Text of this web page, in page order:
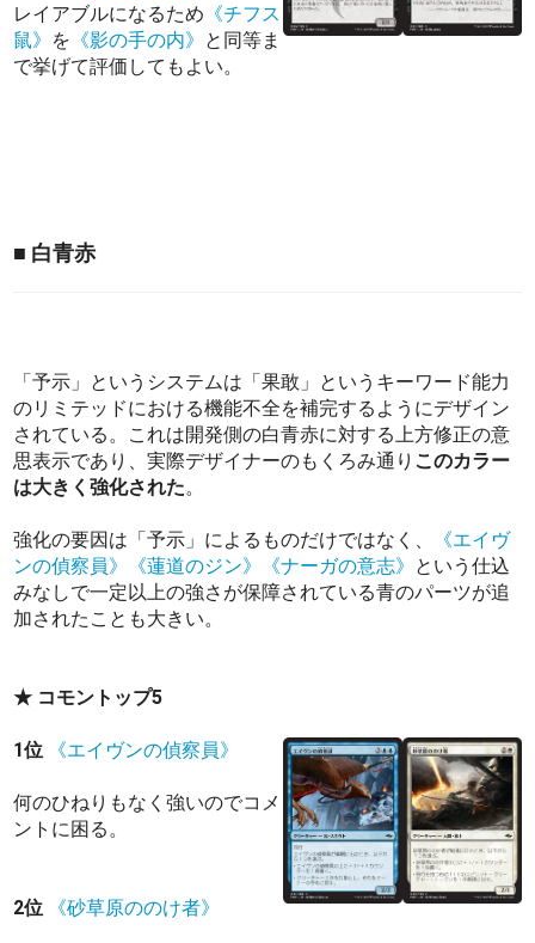
レイアブルになるため 《チフス
鼠》 を 《影の手の内》 と同等ま
で挙げて評価してもよい。
■ 白青赤
「予示」というシステムは「果敢」というキーワード能力
のリミテッドにおける機能不全を補完するようにデザイン
されている。これは開発側の白青赤に対する上方修正の意
思表示であり、実際デザイナーのもくろみ通り このカラー
は大きく強化された。
強化の要因は「予示」によるものだけではなく、
《エイヴ
ンの偵察員》
《蓮道のジン》 《ナーガの意志》 という仕込
みなしで一定以上の強さが保障されている青のパーツが追
加されたことも大きい。
★ コモントップ5
1位 《エイヴンの偵察員》
何のひねりもなく強いのでコメ
ントに困る。
2位 《砂草原ののけ者》